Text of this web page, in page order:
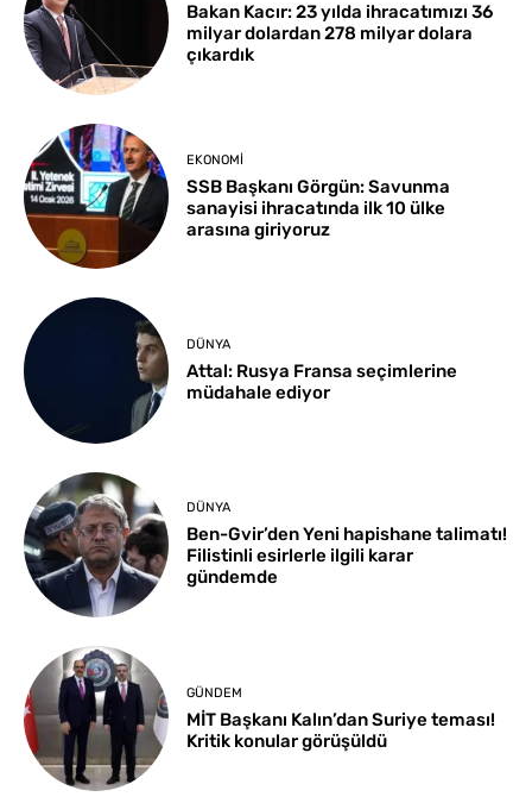
Bakan Kacır: 23 yılda ihracatımızı 36
milyar dolardan 278 milyar dolara
çıkardık
EKONOMI
SSB Başkanı Görgün: Savunma
sanayisi ihracatında ilk 10 ülke
arasına giriyoruz
DÜNYA
Attal: Rusya Fransa seçimlerine
müdahale ediyor
DÜNYA
Ben-Gvir’den Yeni hapishane talimatı!
Filistinli esirlerle ilgili karar
gündemde
GÜNDEM
MİT Başkanı Kalın’dan Suriye teması!
Kritik konular görüşüldü